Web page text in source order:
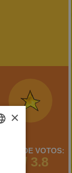
MEDIA DE VOTOS:
4 / 3.8
×